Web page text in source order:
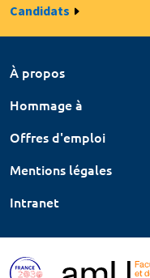
Candidats
À propos
Hommage à
Offres d'emploi
Mentions légales
Intranet